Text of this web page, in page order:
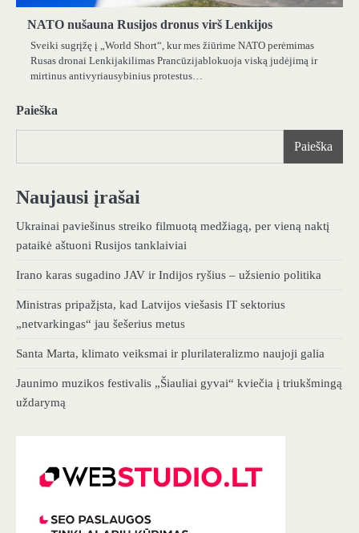
NATO nušauna Rusijos dronus virš Lenkijos
Sveiki sugrįžę į „World Short“, kur mes žiūrime NATO perėmimas
Rusas dronai Lenkijakilimas Prancūzijablokuoja viską judėjimą ir
mirtinus antivyriausybinius protestus…
Paieška
Paieška
Naujausi įrašai
Ukrainai paviešinus streiko filmuotą medžiagą, per vieną naktį
pataikė aštuoni Rusijos tanklaiviai
Irano karas sugadino JAV ir Indijos ryšius – užsienio politika
Ministras pripažįsta, kad Latvijos viešasis IT sektorius
„netvarkingas“ jau šešerius metus
Santa Marta, klimato veiksmai ir plurilateralizmo naujoji galia
Jaunimo muzikos festivalis „Šiauliai gyvai“ kviečia į triukšmingą
uždarymą